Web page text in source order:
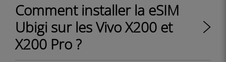
Comment installer la eSIM
Ubigi sur les Vivo X200 et
X200 Pro ?